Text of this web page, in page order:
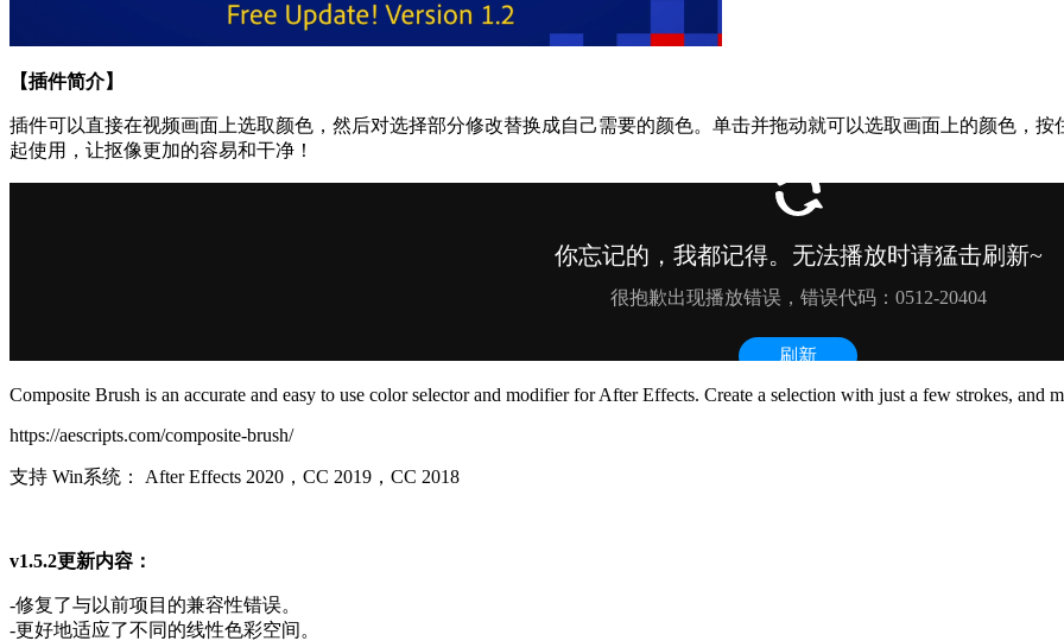
【插件简介】
插件可以直接在视频画面上选取颜色，然后对选择部分修改替换成自己需要的颜色。单击并拖动就可以选取画面上的颜色，
起使用，让抠像更加的容易和干净！
Composite Brush is an accurate and easy to use color selector and modifier for After Effects. Create a selection with just a few strokes,
https://aescripts.com/composite-brush/
支持 Win系统： After Effects 2020，CC 2019，CC 2018
v1.5.2更新内容：
-修复了与以前项目的兼容性错误。
-更好地适应了不同的线性色彩空间。